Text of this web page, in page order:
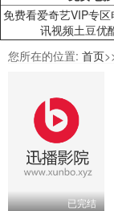
免费看爱奇艺VIP专
讯视频土豆优
您所在的位置: 首页
已完结